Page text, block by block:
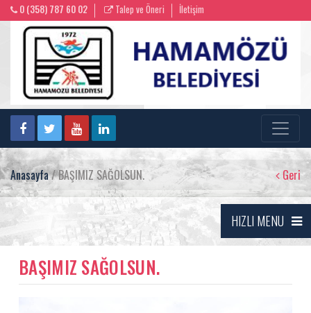
0 (358) 787 60 02 Talep ve Öneri İletişim
Anasayfa/ BAŞIMIZ SAĞOLSUN. Geri
HIZLI MENU
BAŞIMIZ SAĞOLSUN.